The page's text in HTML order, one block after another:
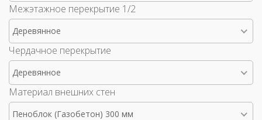
Межэтажное перекрытие 1/2
Деревянное
Чердачное перекрытие
Деревянное
Материал внешних стен
Пеноблок (Газобетон) 300 мм